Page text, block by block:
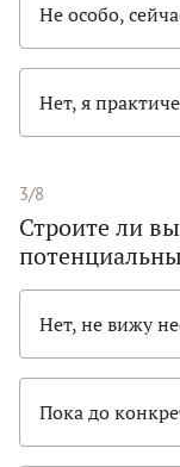
Не особо,
Нет, я
3/8
Строите ли
Нет, не вижу
Пока до